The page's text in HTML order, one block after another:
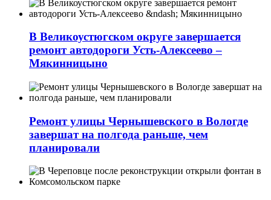
В Великоустюгском округе завершается
ремонт автодороги Усть-Алексеево –
Мякинницыно
Ремонт улицы Чернышевского в Вологде
завершат на полгода раньше, чем
планировали